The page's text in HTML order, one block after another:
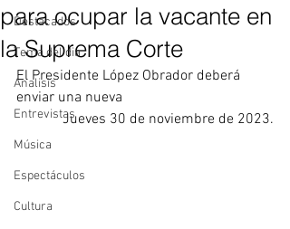
Destacados
Tema del dia
Analisis
Entrevistas
Música
Espectáculos
Cultura
para ocupar la vacante en
la Suprema Corte
El Presidente López Obrador deberá
enviar una nueva
Jueves 30 de noviembre de 2023.